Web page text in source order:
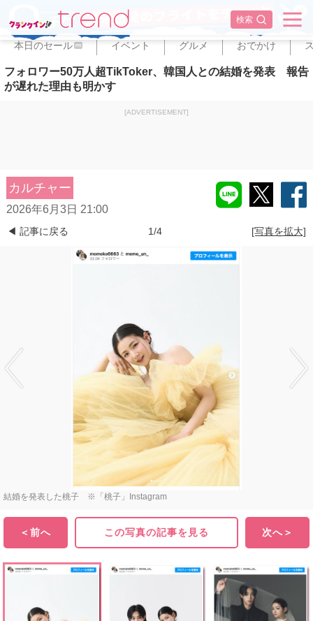
検索
✕
本日のセール PR イベント グルメ おでかけ
フォロワー50万人超TikToker、韓国人との結婚を発表 報告
が遅れた理由も明かす
[ADVERTISEMENT]
カルチャー
2026年6月3日 21:00
◀ 記事に戻る 1/4 [写真を拡大]
結婚を発表した桃子 ※「桃子」Instagram
＜前へ この写真の記事を見る 次へ＞